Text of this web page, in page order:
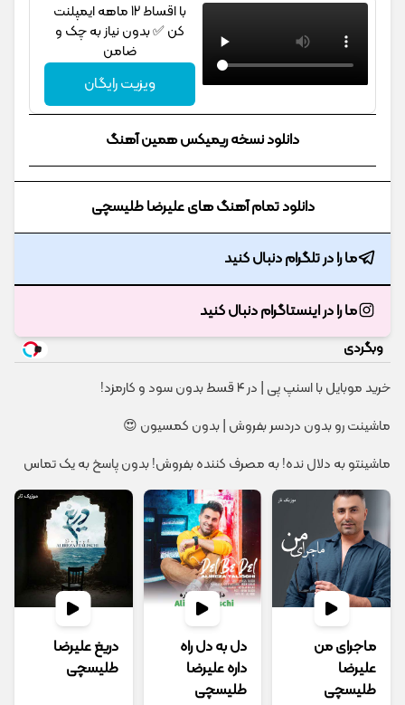
با اقساط 12 ماهه ایمپلنت
کن ✅ بدون نیاز به چک و
ضامن
ویزیت رایگان
دانلود نسخه ریمیکس همین آهنگ
دانلود تمام آهنگ های علیرضا طلیسچی
ما را در تلگرام دنبال کنید
ما را در اینستاگرام دنبال کنید
وبگردی
خرید موبایل با اسنپ پی | در ۴ قسط بدون سود و کارمزد!
ماشینت رو بدون دردسر بفروش | بدون کمسیون 😍
ماشینتو به دلال نده! به مصرف کننده بفروش! بدون پاسخ به یک تماس
ماجرای من
علیرضا
طلیسچی
دل به دل راه
داره علیرضا
طلیسچی
دریغ علیرضا
طلیسچی